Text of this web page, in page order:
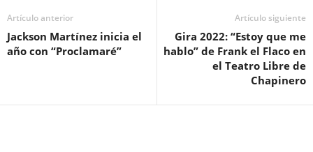
Artículo anterior
Jackson Martínez inicia el
año con “Proclamaré”
Artículo siguiente
Gira 2022: “Estoy que me
hablo” de Frank el Flaco en
el Teatro Libre de
Chapinero